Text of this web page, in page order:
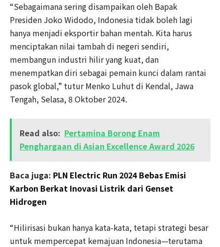
“Sebagaimana sering disampaikan oleh Bapak
Presiden Joko Widodo, Indonesia tidak boleh lagi
hanya menjadi eksportir bahan mentah. Kita harus
menciptakan nilai tambah di negeri sendiri,
membangun industri hilir yang kuat, dan
menempatkan diri sebagai pemain kunci dalam rantai
pasok global,” tutur Menko Luhut di Kendal, Jawa
Tengah, Selasa, 8 Oktober 2024.
Read also: Pertamina Borong Enam
Penghargaan di Asian Excellence Award 2026
Baca juga: PLN Electric Run 2024 Bebas Emisi
Karbon Berkat Inovasi Listrik dari Genset
Hidrogen
“Hilirisasi bukan hanya kata-kata, tetapi strategi besar
untuk mempercepat kemajuan Indonesia—terutama